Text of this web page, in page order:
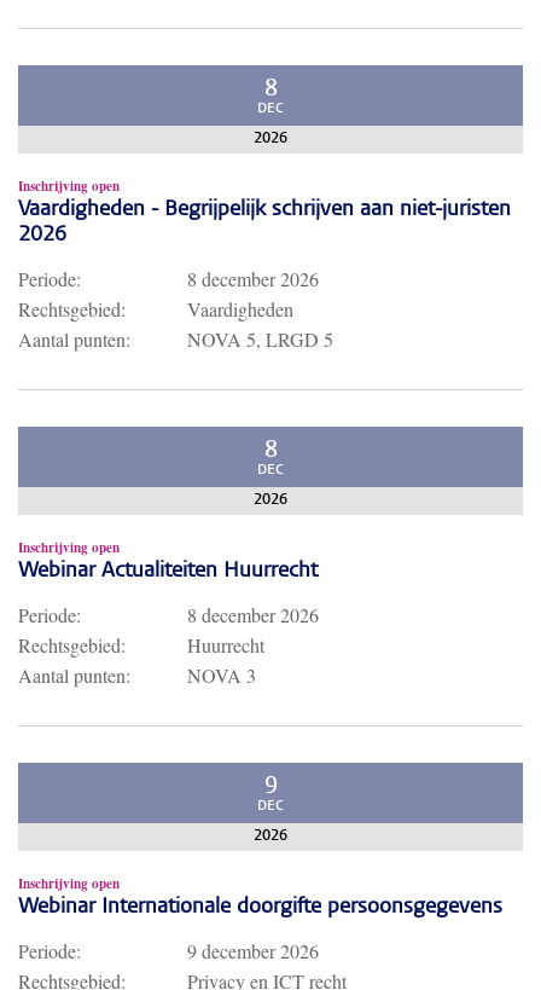
8
DEC
2026
Inschrijving open
Vaardigheden - Begrijpelijk schrijven aan niet-juristen
2026
Periode:
8 december 2026
Rechtsgebied:
Vaardigheden
Aantal punten:
NOVA 5, LRGD 5
8
DEC
2026
Inschrijving open
Webinar Actualiteiten Huurrecht
Periode:
8 december 2026
Rechtsgebied:
Huurrecht
Aantal punten:
NOVA 3
9
DEC
2026
Inschrijving open
Webinar Internationale doorgifte persoonsgegevens
Periode:
9 december 2026
Rechtsgebied:
Privacy en ICT recht